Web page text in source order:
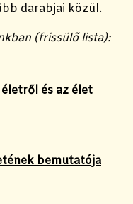
darabjai közül.
(frissülő lista):
életről és az élet
bemutatója